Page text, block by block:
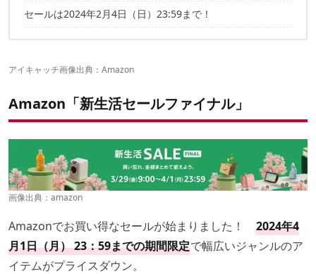
コールマンのギアがプライスダウン中！
セールは2024年2月4日（日）23:59まで！
アイキャッチ画像出典： Amazon
Amazon「新生活セールファイナル」
画像出典： amazon
Amazonでお買い得なセールが始まりました！ 2024年4
月1日（月） 23：59までの期間限定で幅広いジャンルのア
イテムがプライスダウン。